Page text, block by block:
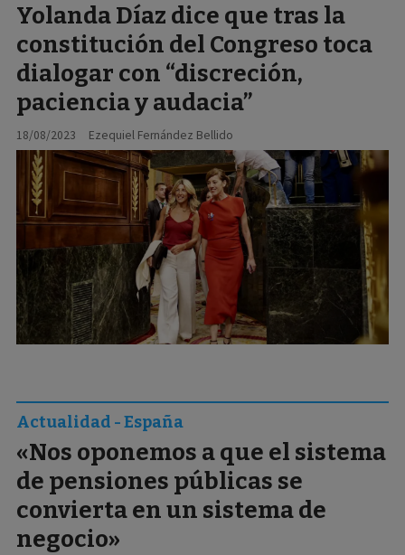
Yolanda Díaz dice que tras la
constitución del Congreso toca
dialogar con “discreción,
paciencia y audacia”
Ezequiel Fernández Bellido
18/08/2023
«Nos oponemos a que el sistema
de pensiones públicas se
convierta en un sistema de
negocio»
Actualidad - España